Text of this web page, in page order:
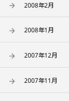
2008年2月
2008年1月
2007年12月
2007年11月